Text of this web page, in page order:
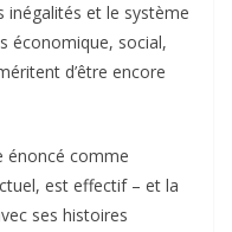
inégalités et le système
économique, social,
d’être encore
énoncé comme
est effectif – et la
ses histoires